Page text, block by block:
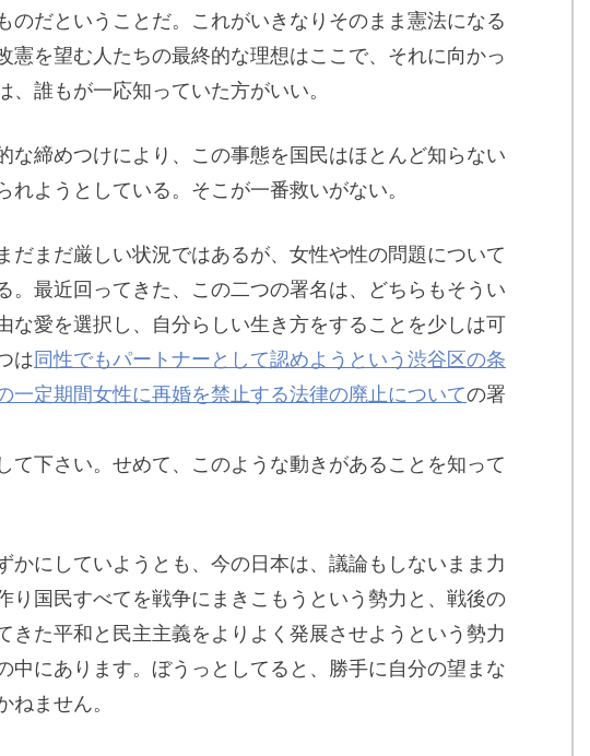
のだということだ。これがいきなりそのまま憲法になる
憲を望む人たちの最終的な理想はここで、それに向かっ
誰もが一応知っていた方がいい。
な締めつけにより、この事態を国民はほとんど知らない
れようとしている。そこが一番救いがない。
まだ厳しい状況ではあるが、女性や性の問題について
。最近回ってきた、この二つの署名は、どちらもそうい
な愛を選択し、自分らしい生き方をすることを少しは可
は 同性でもパートナーとして認めようという渋谷区の条
一定期間女性に再婚を禁止する法律の廃止についての署
て下さい。せめて、このような動きがあることを知って
かにしていようとも、今の日本は、議論もしないまま力
り国民すべてを戦争にまきこもうという勢力と、戦後の
きた平和と民主主義をよりよく発展させようという勢力
中にあります。ぼうっとしてると、勝手に自分の望まな
ねません。